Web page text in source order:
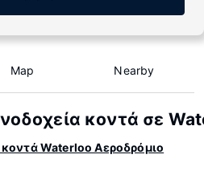
Map Nearby
κοντά σε
Waterloo Αεροδρόμιο